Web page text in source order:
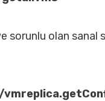
sorunlu olan